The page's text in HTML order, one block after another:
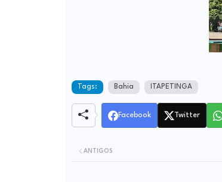
Tags: Bahia ITAPETINGA
Facebook Twitter
ANTIGOS